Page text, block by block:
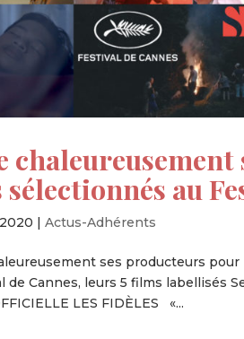
au
|Actus-Adhérents
ses producteurs
de Cannes, leurs 5 films labellisés
LES FIDÈLES «...